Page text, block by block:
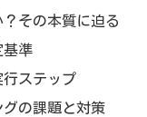
その本質に迫る
基準
ステップ
の課題と対策